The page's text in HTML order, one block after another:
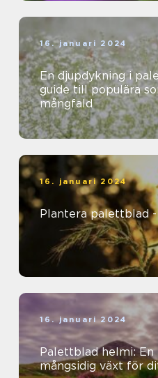
16. januari 2024
En djupdykning i
guide till populära
mångfald
16. januari 2024
Plantera palettblad
16. januari 2024
Palettblad helmi:
mångsidig växt för